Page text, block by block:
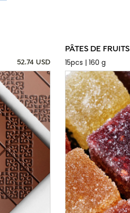
52.74 USD
PÂTES DE FRUITS
15pcs | 160 g